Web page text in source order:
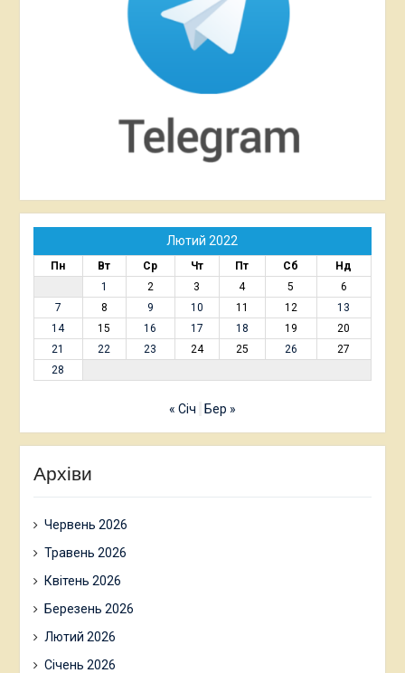
Лютий 2022
Пн Вт Ср Чт Пт Сб
Нд
1
2 3 4 5
6
7
8 9 10 11 12
13
14
15 16 17 18 19
20
21
22 23 24 25 26
27
28
« Січ Бер »
Архіви
Червень 2026
Травень 2026
Квітень 2026
Березень 2026
Лютий 2026
Січень 2026